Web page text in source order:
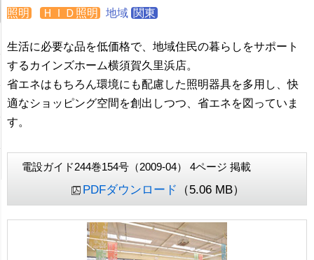
照明
ＨＩＤ照明 地域 関東
生活に必要な品を低価格で、地域住民の暮らしをサポート
するカインズホーム横須賀久里浜店。
省エネはもちろん環境にも配慮した照明器具を多用し、快
適なショッピング空間を創出しつつ、省エネを図っていま
す。
電設ガイド244巻154号（2009-04） 4ページ 掲載
PDFダウンロード （5.06 MB）